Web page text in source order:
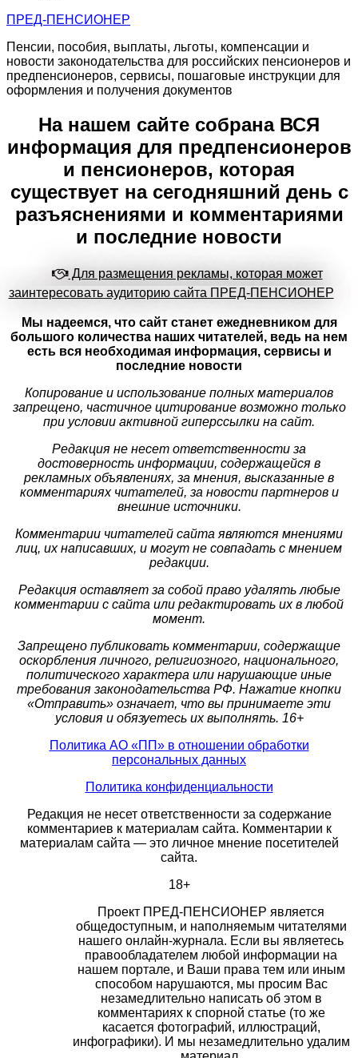
ПРЕД-ПЕНСИОНЕР
Пенсии, пособия, выплаты, льготы, компенсации и
новости законодательства для российских пенсионеров и
предпенсионеров, сервисы, пошаговые инструкции для
оформления и получения документов
На нашем сайте собрана ВСЯ
информация для предпенсионеров
и пенсионеров, которая
существует на сегодняшний день с
разъяснениями и комментариями
и последние новости
Для размещения рекламы, которая может
заинтересовать аудиторию сайта ПРЕД-ПЕНСИОНЕР
Мы надеемся, что сайт станет ежедневником для
большого количества наших читателей, ведь на нем
есть вся необходимая информация, сервисы и
последние новости
Копирование и использование полных материалов
запрещено, частичное цитирование возможно только
при условии активной гиперссылки на сайт.
Редакция не несет ответственности за
достоверность информации, содержащейся в
рекламных объявлениях, за мнения, высказанные в
комментариях читателей, за новости партнеров и
внешние источники.
Комментарии читателей сайта являются мнениями
лиц, их написавших, и могут не совпадать с мнением
редакции.
Редакция оставляет за собой право удалять любые
комментарии с сайта или редактировать их в любой
момент.
Запрещено публиковать комментарии, содержащие
оскорбления личного, религиозного, национального,
политического характера или нарушающие иные
требования законодательства РФ. Нажатие кнопки
«Отправить» означает, что вы принимаете эти
условия и обязуетесь их выполнять. 16+
Политика АО «ПП» в отношении обработки
персональных данных
Политика конфиденциальности
Редакция не несет ответственности за содержание
комментариев к материалам сайта. Комментарии к
материалам сайта — это личное мнение посетителей
сайта.
18+
Проект ПРЕД-ПЕНСИОНЕР является
общедоступным, и наполняемым читателями
нашего онлайн-журнала. Если вы являетесь
правообладателем любой информации на
нашем портале, и Ваши права тем или иным
способом нарушаются, мы просим Вас
незамедлительно написать об этом в
комментариях к спорной статье (то же
касается фотографий, иллюстраций,
инфографики). И мы незамедлительно удалим